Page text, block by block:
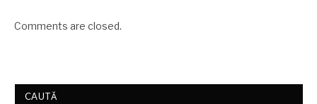
Comments are closed.
CAUTĂ